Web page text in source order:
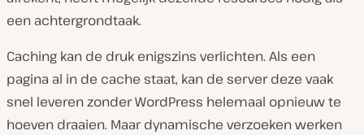
een achtergrondtaak.
Caching kan de druk enigszins verlichten. Als een
pagina al in de cache staat, kan de server deze vaak
snel leveren zonder WordPress helemaal opnieuw te
hoeven draaien. Maar dynamische verzoeken werken